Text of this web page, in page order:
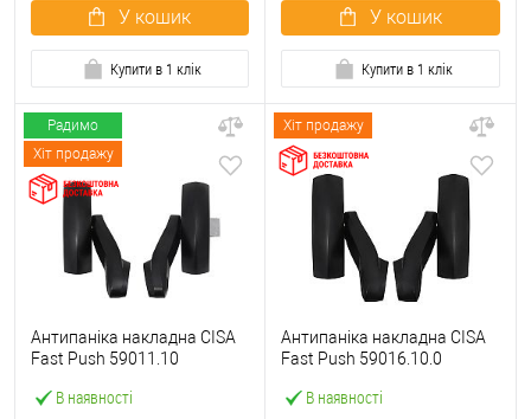
У кошик
Купити в 1 клік
У кошик
Купити в 1 клік
Радимо
Хіт продажу
В наявності
Антипаніка накладна CISA
Fast Push 59011.10
штанги
Хіт продажу
В наявності
Антипаніка накладна CISA
Fast Push 59016.10.0
штанги